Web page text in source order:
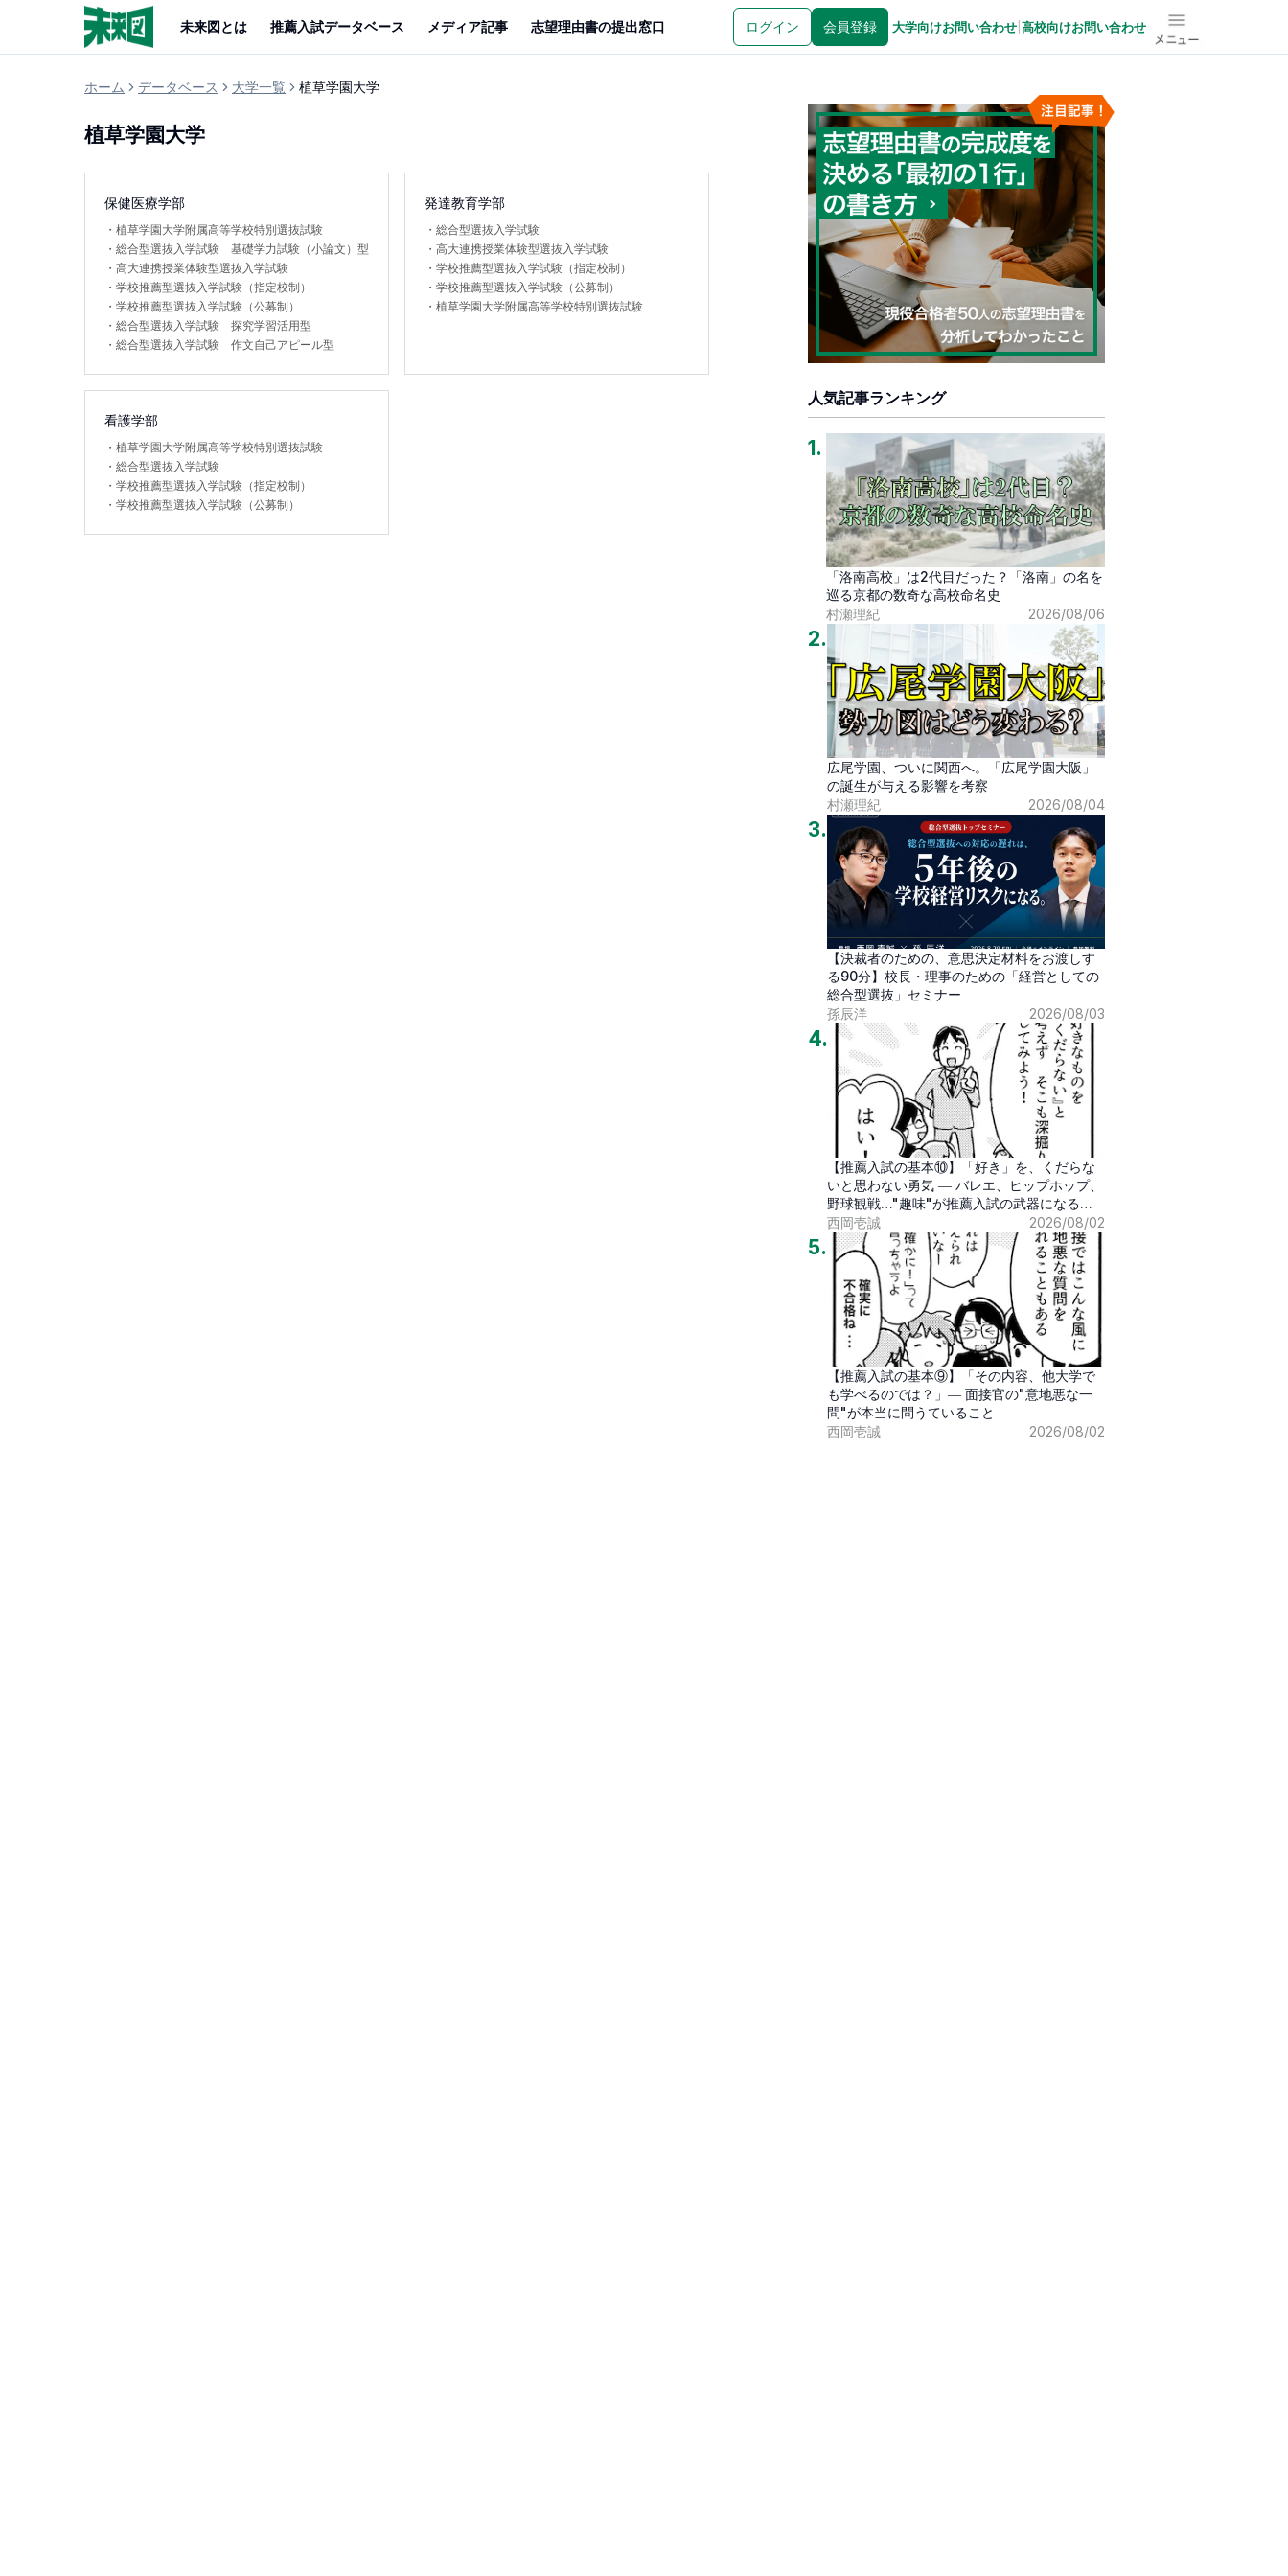
未来図とは 推薦入試データベース メディア記事 志望理由書の提出窓口 ログイン 会員登録 大学向けお問い合わせ 高校向けお問い合わせ メニュー
ホーム データベース 大学一覧 植草学園大学
植草学園大学
保健医療学部
・ 植草学園大学附属高等学校特別選抜試験
・ 総合型選抜入学試験 基礎学力試験（小論文）型
・ 高大連携授業体験型選抜入学試験
・ 学校推薦型選抜入学試験（指定校制）
・ 学校推薦型選抜入学試験（公募制）
・ 総合型選抜入学試験 探究学習活用型
・ 総合型選抜入学試験 作文自己アピール型
発達教育学部
・ 総合型選抜入学試験
・ 高大連携授業体験型選抜入学試験
・ 学校推薦型選抜入学試験（指定校制）
・ 学校推薦型選抜入学試験（公募制）
・ 植草学園大学附属高等学校特別選抜試験
看護学部
・ 植草学園大学附属高等学校特別選抜試験
・ 総合型選抜入学試験
・ 学校推薦型選抜入学試験（指定校制）
・ 学校推薦型選抜入学試験（公募制）
人気記事ランキング
1.
「洛南高校」は2代目だった？「洛南」の名を
巡る京都の数奇な高校命名史
村瀬理紀
2026/08/06
2.
広尾学園、ついに関西へ。「広尾学園大阪」
の誕生が与える影響を考察
村瀬理紀
2026/08/04
3.
【決裁者のための、意思決定材料をお渡しす
る90分】校長・理事のための「経営としての
総合型選抜」セミナー
孫辰洋
2026/08/03
4.
【推薦入試の基本⑩】「好き」を、くだらな
いと思わない勇気 ― バレエ、ヒップホップ、
野球観戦…"趣味"が推薦入試の武器になる時
代
西岡壱誠 2026/08/02
5.
【推薦入試の基本⑨】「その内容、他大学で
も学べるのでは？」― 面接官の"意地悪な一
問"が本当に問うていること
西岡壱誠
2026/08/02